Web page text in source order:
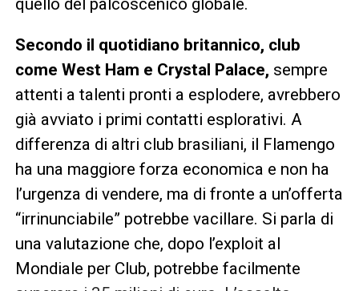
Secondo il quotidiano britannico, club
come West Ham e Crystal Palace, sempre
attenti a talenti pronti a esplodere, avrebbero
già avviato i primi contatti esplorativi. A
differenza di altri club brasiliani, il Flamengo
ha una maggiore forza economica e non ha
l’urgenza di vendere, ma di fronte a un’offerta
“irrinunciabile” potrebbe vacillare. Si parla di
una valutazione che, dopo l’exploit al
Mondiale per Club, potrebbe facilmente